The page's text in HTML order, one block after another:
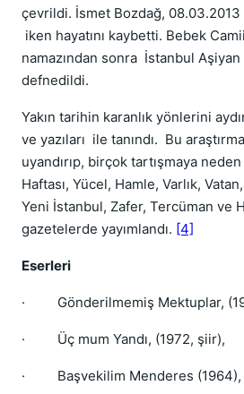
çevrildi. İsmet Bozdağ, 08.03.2013
iken hayatını kaybetti. Bebek
namazından sonra İstanbul Aşiyan
defnedildi.
Yakın tarihin karanlık yönlerini
ve yazıları ile tanındı. Bu
uyandırıp, birçok tartışmaya
Haftası, Yücel, Hamle, Varlık,
Yeni İstanbul, Zafer, Tercüman ve
gazetelerde yayımlandı. [4]
Eserleri
· Gönderilmemiş Mektuplar,
· Üç mum Yandı, (1972, şiir),
· Başvekilim Menderes (1964),